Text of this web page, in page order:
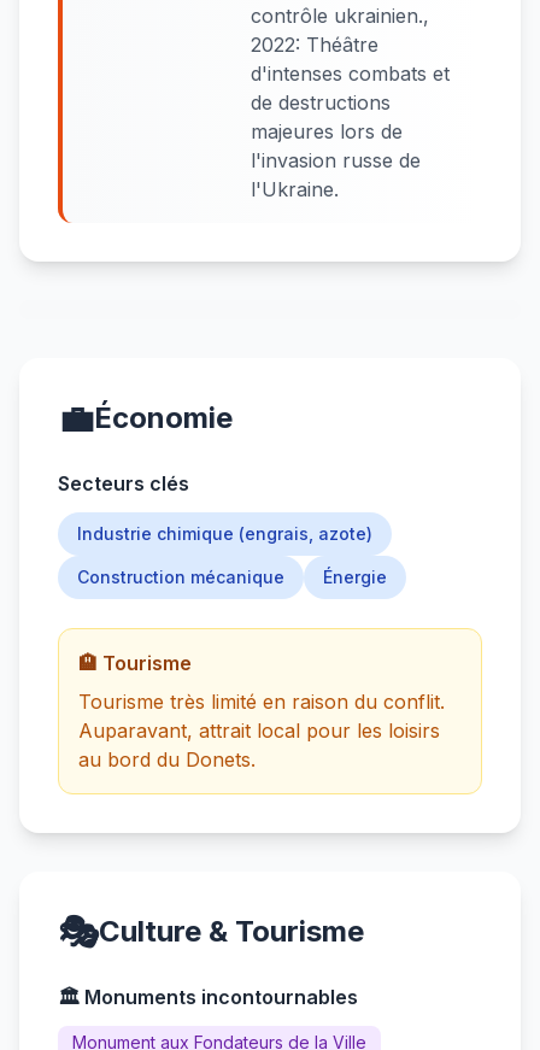
contrôle ukrainien.,
2022: Théâtre
d'intenses combats et
de destructions
majeures lors de
l'invasion russe de
l'Ukraine.
💼Économie
Secteurs clés
Industrie chimique (engrais, azote)
Construction mécanique Énergie
🏨 Tourisme
Tourisme très limité en raison du conflit.
Auparavant, attrait local pour les loisirs
au bord du Donets.
🎭Culture & Tourisme
🏛️ Monuments incontournables
Monument aux Fondateurs de la Ville